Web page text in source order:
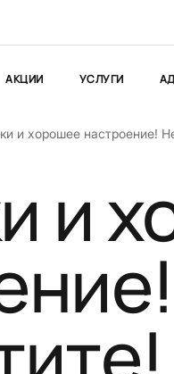
АКЦИИ УСЛУГИ
и хорошее настроение!
и